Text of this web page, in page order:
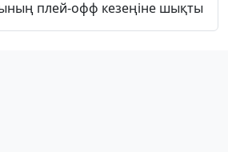
плей-офф кезеңіне шықты